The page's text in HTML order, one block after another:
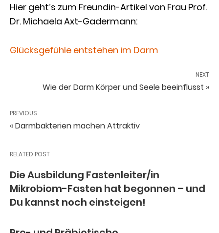
Hier geht’s zum Freundin-Artikel von Frau Prof.
Dr. Michaela Axt-Gadermann:
Glücksgefühle entstehen im Darm
NEXT
Wie der Darm Körper und Seele beeinflusst »
PREVIOUS
« Darmbakterien machen Attraktiv
RELATED POST
Die Ausbildung Fastenleiter/in
Mikrobiom-Fasten hat begonnen – und
Du kannst noch einsteigen!